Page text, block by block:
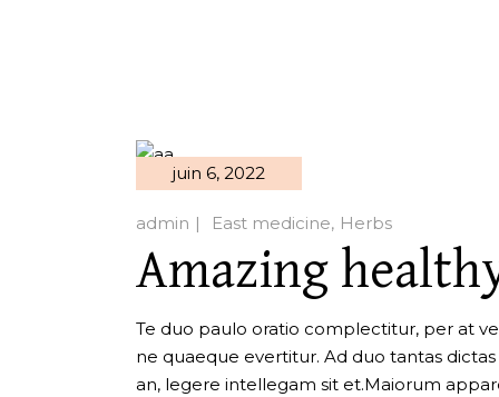
juin 6, 2022
admin East medicine Herbs
Amazing
Te duo paulo oratio complectitur, per at
ne quaeque evertitur. Ad duo tantas
an, legere intellegam sit et.Maiorum